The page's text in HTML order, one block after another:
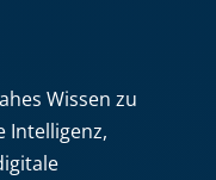
Wissen zu
Intelligenz,